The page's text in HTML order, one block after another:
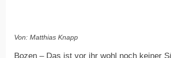
Von: Matthias Knapp
Bozen – Das ist vor ihr wohl noch keiner